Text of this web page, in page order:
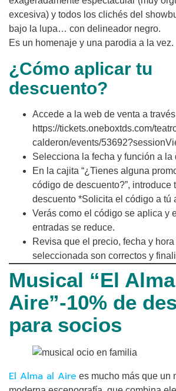
excesiva) y todos los clichés del
bajo la lupa… con delineador negro.
Es un homenaje y una parodia a la vez.
¿Cómo aplicar tu
descuento?
Accede a la web de venta a
https://tickets.oneboxtds.com/
calderon/events/
Selecciona la fecha y función a la
En la cajita “¿Tienes alguna
código de descuento?”, introduce
descuento *Solicita el código a tú
Verás como el código se aplica y
entradas se reduce.
Revisa que el precio, fecha y
seleccionada son correctos y
Musical “El
Aire”-10% de
para socios
El Alma al Aire es mucho más que un